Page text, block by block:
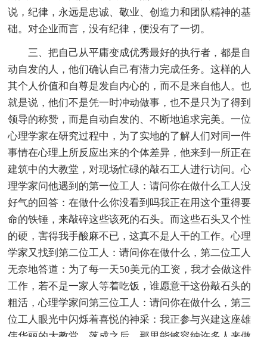
说，纪律，永远是忠诚、敬业、创造力和团队精神的基
础。对企业而言，没有纪律，便没有了一切。
三、把自己从平庸变成优秀最好的执行者，都是自
动自发的人，他们确认自己有潜力完成任务。这样的人
其个人价值和自尊是发自内心的，而不是来自他人。也
就是说，他们不是凭一时冲动做事，也不是只为了得到
领导的称赞，而是自动自发的、不断地追求完美。一位
心理学家在研究过程中，为了实地的了解人们对同一件
事情在心理上所反应出来的个体差异，他来到一所正在
建筑中的大教堂，对现场忙碌的敲石工人进行访问。心
理学家问他遇到的第一位工人：请问你在做什么工人没
好气的回答：在做什么你没看到吗我正在用这个重得要
命的铁锤，来敲碎这些该死的石头。而这些石头又个性
的硬，害得我手酸麻不已，这真不是人干的工作。心理
学家又找到第二位工人：请问你在做什么，第二位工人
无奈地答道：为了每一天50美元的工资，我才会做这件
工作，若不是一家人等着吃饭，谁愿意干这份敲石头的
粗活，心理学家问第三位工人：请问你在做什么，第三
位工人眼光中闪烁着喜悦的神采：我正参与兴建这座雄